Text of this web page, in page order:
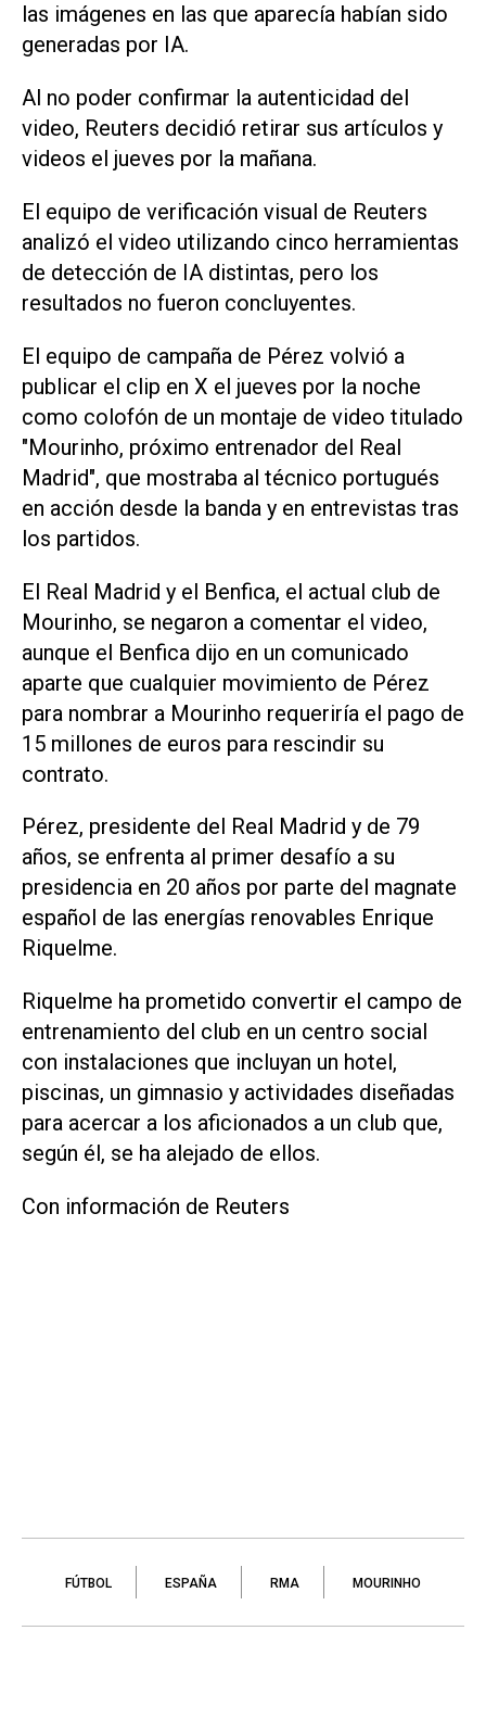
las imágenes en las que aparecía habían sido
generadas por IA.
Al no poder confirmar la autenticidad del
video, Reuters decidió retirar sus artículos y
videos el jueves por la ​mañana.
El equipo ‌de verificación visual de Reuters
analizó el video utilizando cinco herramientas
de detección de IA distintas, pero los
resultados no fueron concluyentes.
El equipo de campaña de Pérez volvió a
publicar el clip en X el ⁠jueves por la noche
como colofón de un montaje de video titulado
"Mourinho, próximo entrenador del Real
Madrid", que mostraba al técnico portugués
en acción desde la banda y en entrevistas tras
los partidos.
El Real Madrid y el Benfica, el actual club de
Mourinho, se negaron a comentar el video,
aunque el Benfica dijo en un ‌comunicado
aparte que cualquier movimiento de Pérez
para nombrar a Mourinho requeriría el pago de
15 millones de euros para rescindir su
contrato.
Pérez, presidente del Real Madrid y de 79
años, se enfrenta al primer desafío a su
presidencia en 20 años por ‌parte del magnate
español de las energías renovables Enrique
Riquelme.
Riquelme ha prometido convertir el campo de
entrenamiento del club en un centro social
‌con instalaciones que ⁠incluyan un hotel,
piscinas, un gimnasio y actividades diseñadas
para acercar a los aficionados a un ​club que,
según él, se ha alejado de ellos.
Con información de Reuters
FÚTBOL ESPAÑA RMA MOURINHO